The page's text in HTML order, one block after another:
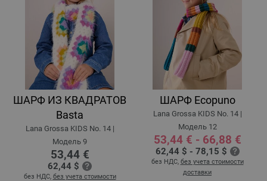
ШАРФ ИЗ КВАДРАТОВ
Basta
Lana Grossa KIDS No. 14 |
Модель 9
53,44 €
62,44 $
без НДС, без учета стоимости
ШАРФ Ecopuno
Lana Grossa KIDS No. 14 |
Модель 12
53,44 € - 66,88 €
62,44 $ - 78,15 $
без НДС, без учета стоимости
доставки